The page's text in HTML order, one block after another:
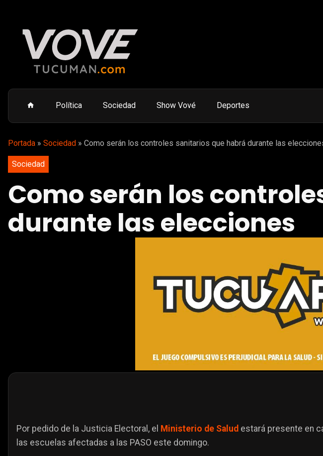
Política Sociedad Show Vové Deportes
Portada » Sociedad » Como serán los controles sanitarios que habrá durante las
Sociedad
Como serán los
durante las elecciones
Por pedido de la Justicia Electoral, el Ministerio de Salud estará presente en
las escuelas afectadas a las PASO este domingo.